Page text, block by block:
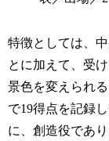
特徴としては、
とに加えて、受
景色を変えられ
で19得点を記録
に、創造役であ